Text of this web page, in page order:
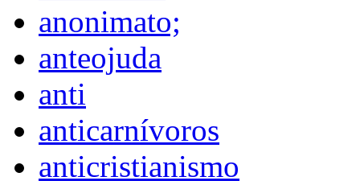
anonimato;
anteojuda
anti
anticarnívoros
anticristianismo